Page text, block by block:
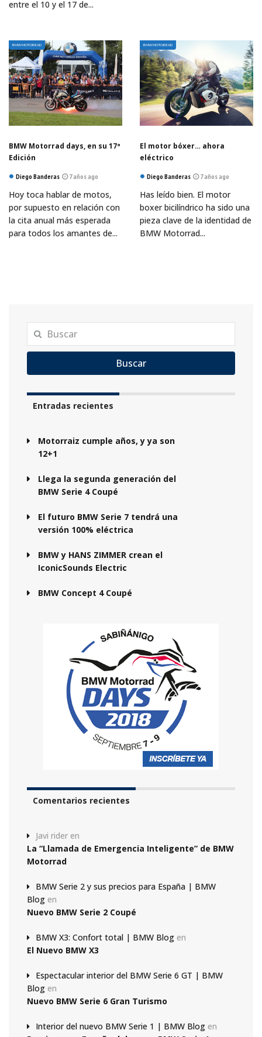
entre el 10 y el 17 de...
BMW MOTORRAD
BMW Motorrad days, en su 17ª
Edición
Diego Banderas 7 años ago
Hoy toca hablar de motos,
por supuesto en relación con
la cita anual más esperada
para todos los amantes de...
BMW MOTORRAD
El motor bóxer… ahora
eléctrico
Diego Banderas 7 años ago
Has leído bien. El motor
boxer bicilíndrico ha sido una
pieza clave de la identidad de
BMW Motorrad...
Buscar
Entradas recientes
Motorraiz cumple años, y ya son
12+1
Llega la segunda generación del
BMW Serie 4 Coupé
El futuro BMW Serie 7 tendrá una
versión 100% eléctrica
BMW y HANS ZIMMER crean el
IconicSounds Electric
BMW Concept 4 Coupé
Comentarios recientes
Javi rider en
La “Llamada de Emergencia Inteligente” de BMW
Motorrad
BMW Serie 2 y sus precios para España | BMW
Blog en
Nuevo BMW Serie 2 Coupé
BMW X3: Confort total | BMW Blog en
El Nuevo BMW X3
Espectacular interior del BMW Serie 6 GT | BMW
Blog en
Nuevo BMW Serie 6 Gran Turismo
Interior del nuevo BMW Serie 1 | BMW Blog en